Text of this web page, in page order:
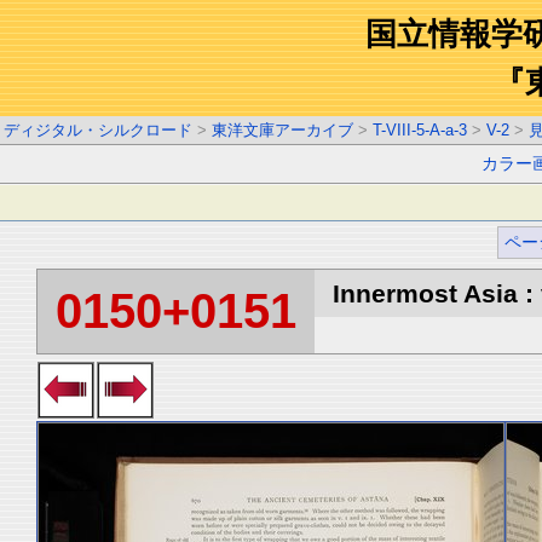
国立情報学
『
ディジタル・シルクロード > 東洋文庫アーカイブ > T-VIII-5-A-a-3 > V-2 >
カラー
ペー
0150+0151 Innermost Asia :